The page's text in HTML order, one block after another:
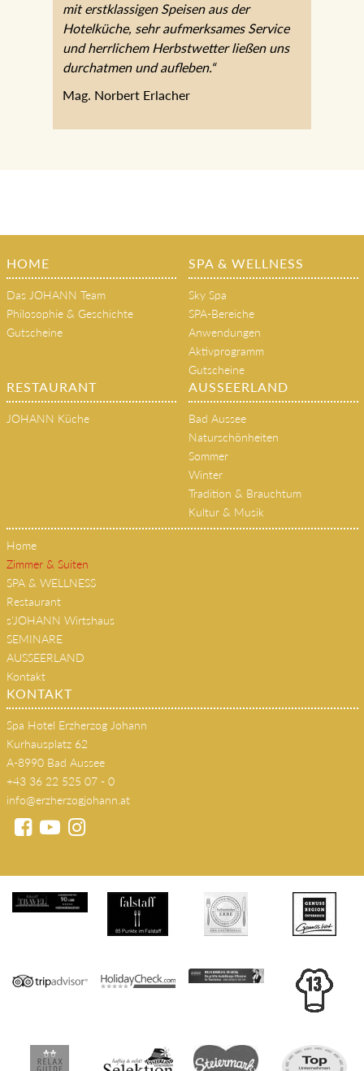
„3 Tage Wellness im JOHANN
verbunden mit erstklassigen Speisen aus
der Hotelküche, sehr aufmerksames
Service und herrlichem Herbstwetter
ließen uns durchatmen und aufleben.“
Das JOHANN Team
Philosophie & Geschichte
Sky Spa
SPA-Bereiche
Anwendungen
Aktivprogramm
Gutscheine
Bad Aussee
Naturschönheiten
Sommer
Winter
Tradition & Brauchtum
Home
Zimmer & Suiten
SPA & WELLNESS
Restaurant
s'JOHANN Wirtshaus
SEMINARE
AUSSEERLAND
Kontakt
Spa Hotel Erzherzog Johann
Kurhausplatz 62
A-8990 Bad Aussee
+43 36 22 525 07 - 0
info@erzherzogjohann.at